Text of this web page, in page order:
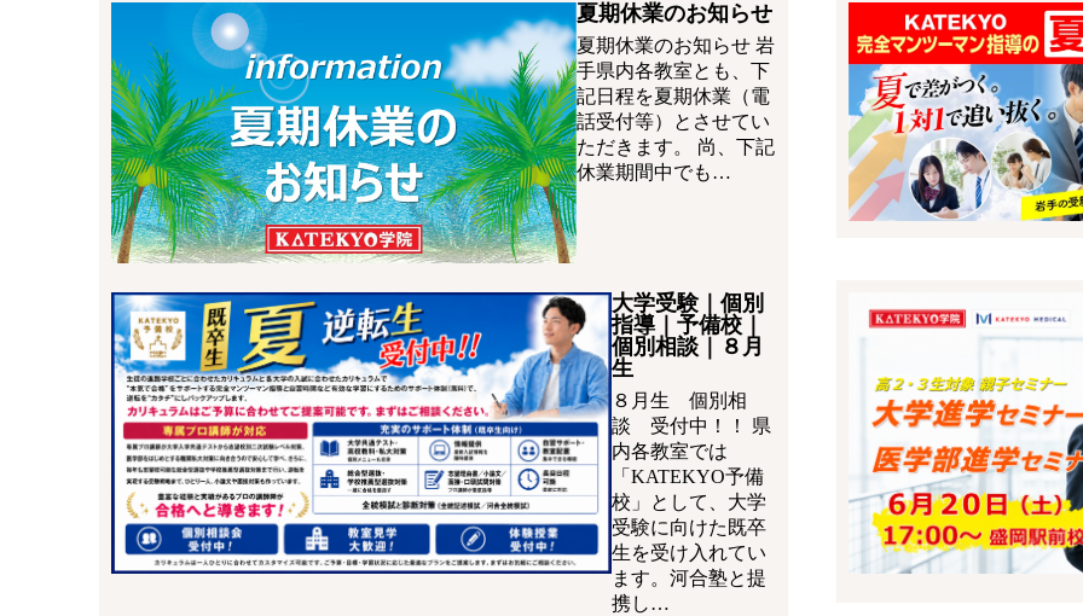
夏期休業のお知らせ
夏期休業のお知らせ 岩
手県内各教室とも、下
記日程を夏期休業（電
話受付等）とさせてい
ただきます。 尚、下記
休業期間中でも…
大学受験｜個別
指導｜予備校｜
個別相談｜８月
生
８月生 個別相
談 受付中！！ 県
内各教室では
「KATEKYO予備
校」として、大学
受験に向けた既卒
生を受け入れてい
ます。河合塾と提
携し…